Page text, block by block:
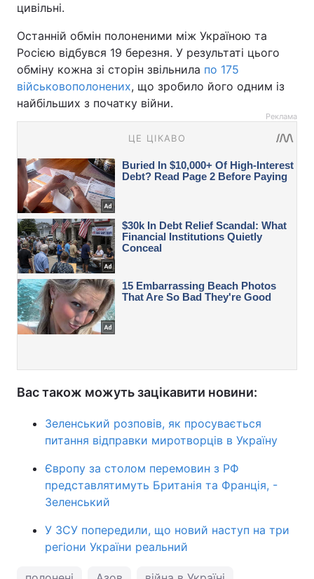
цивільні.
​Останній обмін полоненими між Україною та
Росією відбувся 19 березня. У результаті цього
обміну кожна зі сторін звільнила по 175
військовополонених, що зробило його одним із
найбільших з початку війни.
Реклама
Вас також можуть зацікавити новини:
Зеленський розповів, як просувається
питання відправки миротворців в Україну
Європу за столом перемовин з РФ
представлятимуть Британія та Франція, -
Зеленський
У ЗСУ попередили, що новий наступ на три
регіони України реальний